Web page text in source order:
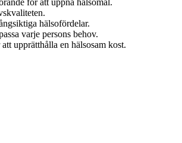
hälsofördelar.
varje persons behov.
upprätthålla en hälsosam kost.